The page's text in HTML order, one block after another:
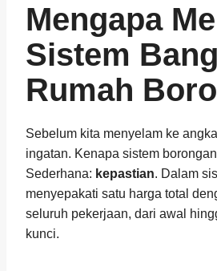
Mengapa
Sistem
Rumah
Sebelum kita menyelam ke
ingatan. Kenapa sistem
Sederhana: kepastian. Dalam
menyepakati satu harga total
seluruh pekerjaan, dari awal
kunci.